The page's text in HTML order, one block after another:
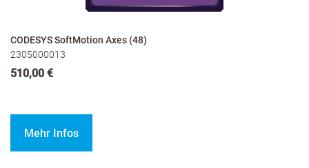
CODESYS SoftMotion Axes (48)
2305000013
510,00 €
Mehr Infos